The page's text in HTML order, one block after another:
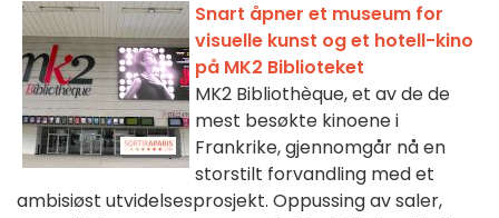
Snart åpner et museum for
visuelle kunst og et hotell-kino
på MK2 Biblioteket
MK2 Bibliothèque, et av de de
mest besøkte kinoene i
Frankrike, gjennomgår nå en
storstilt forvandling med et
ambisiøst utvidelsesprosjekt. Oppussing av saler,